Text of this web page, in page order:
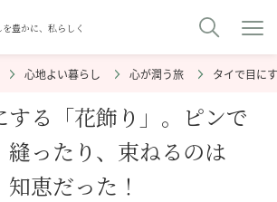
豊かに、私らしく
心地よい暮らし 心が潤う旅 タイで目に
する「花飾り」。ピンで
縫ったり、束ねるのは
知恵だった！